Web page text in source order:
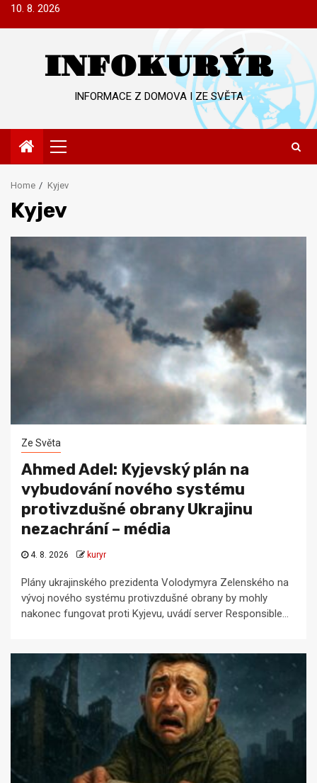
Skip10. 8. 2026
INFOKURÝR
INFORMACE Z DOMOVA I ZE SVĚTA
Primary
Menu
Home Kyjev
Kyjev
Ze Světa
Ahmed Adel: Kyjevský plán na
vybudování nového systému
protivzdušné obrany Ukrajinu
nezachrání – média
4. 8. 2026 kuryr
Plány ukrajinského prezidenta Volodymyra Zelenského na
vývoj nového systému protivzdušné obrany by mohly
nakonec fungovat proti Kyjevu, uvádí server Responsible...